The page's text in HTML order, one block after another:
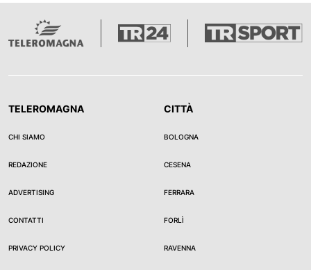
TELEROMAGNA
CHI SIAMO
REDAZIONE
ADVERTISING
CONTATTI
PRIVACY POLICY
CITTÀ
BOLOGNA
CESENA
FERRARA
FORLÌ
RAVENNA